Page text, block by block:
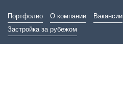
Портфолио О компании Вакансии
Застройка за рубежом